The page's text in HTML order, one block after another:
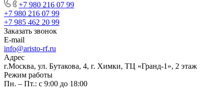
+7 980 216 07 99
+7 980 216 07 99
+7 985 462 20 99
Заказать звонок
E-mail
info@aristo-rf.ru
Адрес
г.Москва, ул. Бутакова, 4, г. Химки, ТЦ «Гранд-1», 2 этаж
Режим работы
Пн. – Пт.: с 9:00 до 18:00